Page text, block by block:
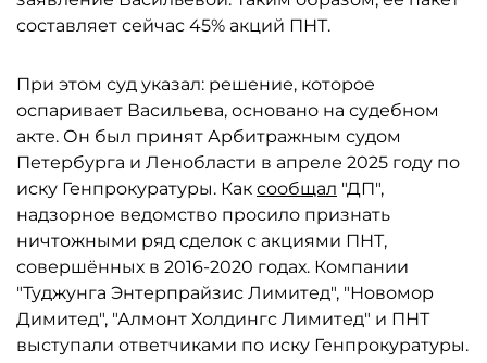
составляет сейчас 45% акций ПНТ.
При этом суд указал: решение, которое
оспаривает Васильева, основано на судебном
акте. Он был принят Арбитражным судом
Петербурга и Ленобласти в апреле 2025 году по
иску Генпрокуратуры. Как сообщал "ДП",
надзорное ведомство просило признать
ничтожными ряд сделок с акциями ПНТ,
совершённых в 2016-2020 годах. Компании
"Туджунга Энтерпрайзис Лимитед", "Новомор
Димитед", "Алмонт Холдингс Лимитед" и ПНТ
выступали ответчиками по иску Генпрокуратуры.